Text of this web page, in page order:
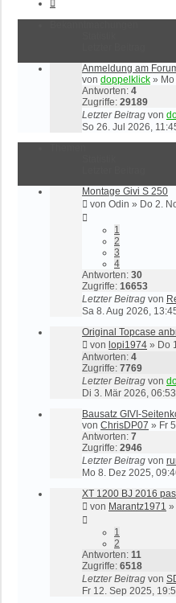
Anmeldung am
von doppelklick »
Antworten: 4
Zugriffe: 29189
Letzter Beitrag von
So 26. Jul 2026,
Montage Givi S 250
von Odin » Do 2.
1
2
3
4
Antworten: 30
Zugriffe: 16653
Letzter Beitrag von
Sa 8. Aug 2026,
Original Topcase
von lopi1974 » Do
Antworten: 4
Zugriffe: 7769
Letzter Beitrag von
Di 3. Mär 2026, 06:53
Bausatz GIVI-
von ChrisDP07 » Fr
Antworten: 7
Zugriffe: 2946
Letzter Beitrag von
Mo 8. Dez 2025,
XT 1200 BJ 2016
von Marantz1971 »
1
2
Antworten: 11
Zugriffe: 6518
Letzter Beitrag von
Fr 12. Sep 2025,